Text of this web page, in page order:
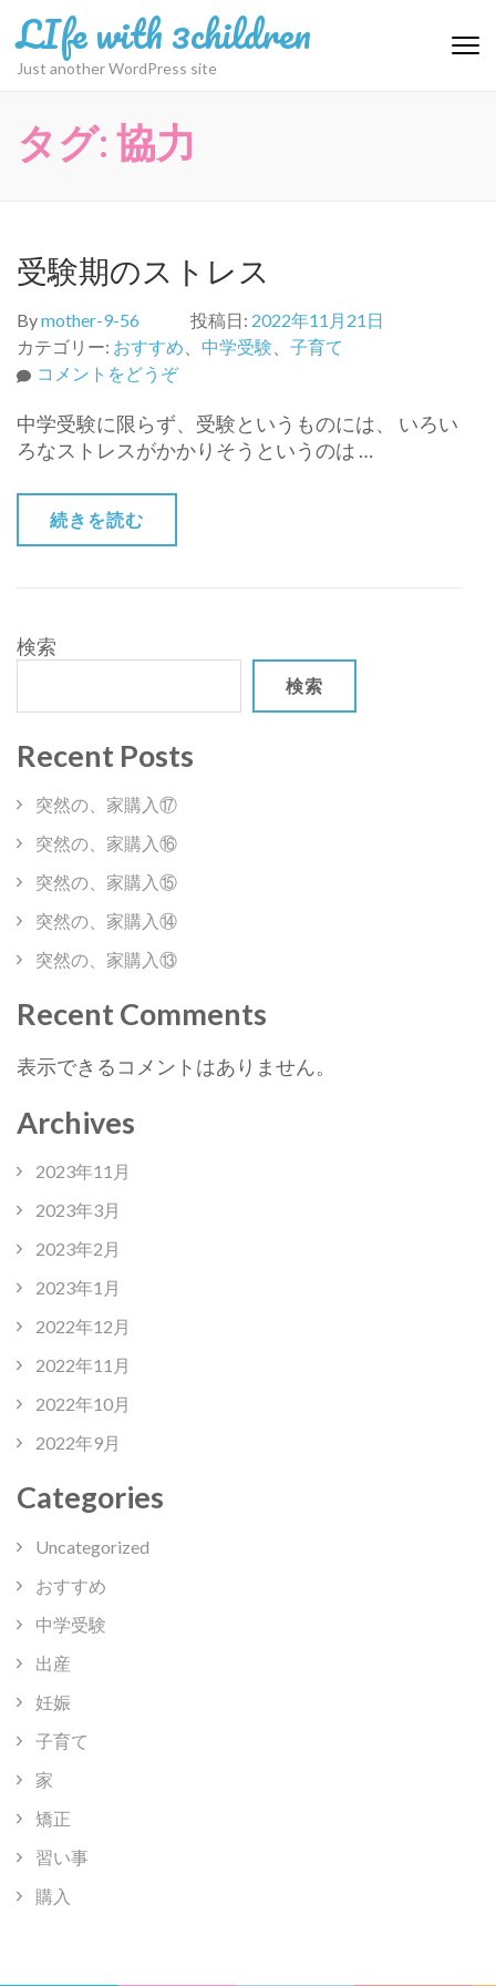
ン
(Enter
押
す)
LIfe with 3children
Just another WordPress site
タグ: 協力
受験期のストレス
Bymother-9-56 投稿日: 2022年11月21日
カテゴリー: おすすめ 中学受験
子育て
コメントをどうぞ(受
期
の
中学受験に限らず、受験というものには、 いろい
ろなストレスがかかりそうというのは …
続きを読む
検索
検索
Recent Posts
突然の、家購入⑰
突然の、家購入⑯
突然の、家購入⑮
突然の、家購入⑭
突然の、家購入⑬
Recent Comments
表示できるコメントはありません。
Archives
2023年11月
2023年3月
2023年2月
2023年1月
2022年12月
2022年11月
2022年10月
2022年9月
Categories
Uncategorized
おすすめ
中学受験
出産
妊娠
子育て
家
矯正
習い事
購入